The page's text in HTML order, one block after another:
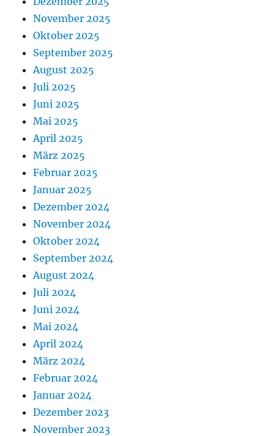
November 2025
Oktober 2025
September 2025
August 2025
Juli 2025
Juni 2025
Mai 2025
April 2025
März 2025
Februar 2025
Januar 2025
Dezember 2024
November 2024
Oktober 2024
September 2024
August 2024
Juli 2024
Juni 2024
Mai 2024
April 2024
März 2024
Februar 2024
Januar 2024
Dezember 2023
November 2023